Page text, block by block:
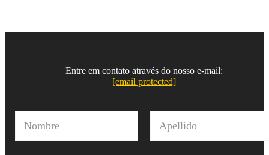
Entre em contato através do nosso e-mail:
[email protected]
m